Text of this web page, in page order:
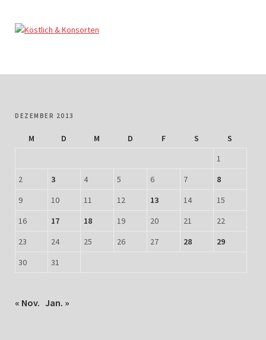
DEZEMBER 2013
M D M D F S
S
1
2
3 4 5 6 7
8
9
10 11 12 13 14
15
16
17 18 19 20 21
22
23
24 25 26 27 28
29
30
31
« Nov. Jan. »